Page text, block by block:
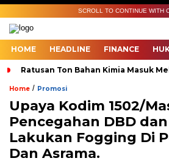
SCROLL TO CONTINUE WITH
HOME HEADLINE FINANCE
Ratusan Ton Bahan Kimia Masuk
Home / Promosi
Upaya Kodim 1502/
Pencegahan DBD
Lakukan Fogging Di
Dan Asrama.